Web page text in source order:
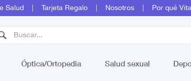
Salud Tarjeta Regalo Nosotros Por qué
Óptica/Ortopedia Salud sexual